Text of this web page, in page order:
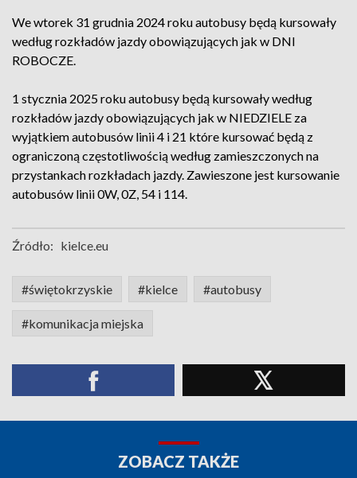
We wtorek 31 grudnia 2024 roku autobusy będą kursowały
według rozkładów jazdy obowiązujących jak w DNI
ROBOCZE.
1 stycznia 2025 roku autobusy będą kursowały według
rozkładów jazdy obowiązujących jak w NIEDZIELE za
wyjątkiem autobusów linii 4 i 21 które kursować będą z
ograniczoną częstotliwością według zamieszczonych na
przystankach rozkładach jazdy. Zawieszone jest kursowanie
autobusów linii 0W, 0Z, 54 i 114.
Źródło: kielce.eu
#świętokrzyskie #kielce #autobusy
#komunikacja miejska
ZOBACZ TAKŻE